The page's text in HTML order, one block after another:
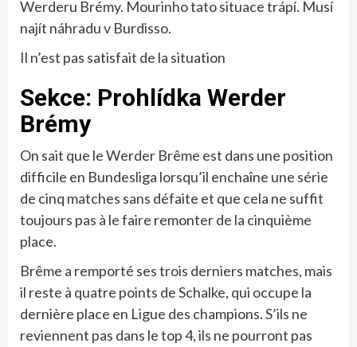
Werderu Brémy. Mourinho tato situace trápí. Musí
najít náhradu v Burdisso.
Il n’est pas satisfait de la situation
Sekce: Prohlídka Werder
Brémy
On sait que le Werder Brême est dans une position
difficile en Bundesliga lorsqu’il enchaîne une série
de cinq matches sans défaite et que cela ne suffit
toujours pas à le faire remonter de la cinquième
place.
Brême a remporté ses trois derniers matches, mais
il reste à quatre points de Schalke, qui occupe la
dernière place en Ligue des champions. S’ils ne
reviennent pas dans le top 4, ils ne pourront pas